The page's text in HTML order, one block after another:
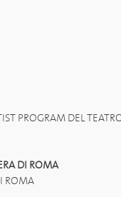
PROGRAM DEL
DI ROMA
ROMA